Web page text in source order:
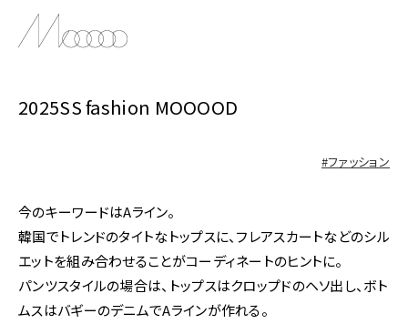
2025SS fashion MOOOOD
#ファッション
今のキーワードはAライン。
韓国でトレンドのタイトなトップスに、フレアスカートなどのシル
エットを組み合わせることがコーディネートのヒントに。
パンツスタイルの場合は、トップスはクロップドのヘソ出し、ボト
ムスはバギーのデニムでAラインが作れる。